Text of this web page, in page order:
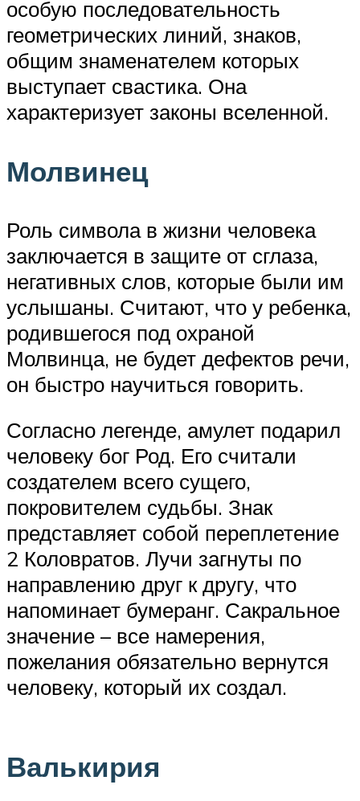
особую последовательность
геометрических линий, знаков,
общим знаменателем которых
выступает свастика. Она
характеризует законы вселенной.
Молвинец
Роль символа в жизни человека
заключается в защите от сглаза,
негативных слов, которые были им
услышаны. Считают, что у ребенка,
родившегося под охраной
Молвинца, не будет дефектов речи,
он быстро научиться говорить.
Согласно легенде, амулет подарил
человеку бог Род. Его считали
создателем всего сущего,
покровителем судьбы. Знак
представляет собой переплетение
2 Коловратов. Лучи загнуты по
направлению друг к другу, что
напоминает бумеранг. Сакральное
значение – все намерения,
пожелания обязательно вернутся
человеку, который их создал.
Валькирия